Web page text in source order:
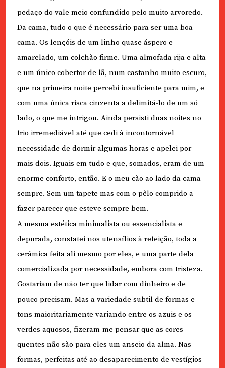
pedaço do vale meio confundido pelo muito arvoredo.
Da cama, tudo o que é necessário para ser uma boa
cama. Os lençóis de um linho quase áspero e
amarelado, um colchão firme. Uma almofada rija e alta
e um único cobertor de lã, num castanho muito escuro,
que na primeira noite percebi insuficiente para mim, e
com uma única risca cinzenta a delimitá-lo de um só
lado, o que me intrigou. Ainda persisti duas noites no
frio irremediável até que cedi à incontornável
necessidade de dormir algumas horas e apelei por
mais dois. Iguais em tudo e que, somados, eram de um
enorme conforto, então. E o meu cão ao lado da cama
sempre. Sem um tapete mas com o pêlo comprido a
fazer parecer que esteve sempre bem.
A mesma estética minimalista ou essencialista e
depurada, constatei nos utensílios à refeição, toda a
cerâmica feita ali mesmo por eles, e uma parte dela
comercializada por necessidade, embora com tristeza.
Gostariam de não ter que lidar com dinheiro e de
pouco precisam. Mas a variedade subtil de formas e
tons maioritariamente variando entre os azuis e os
verdes aquosos, fizeram-me pensar que as cores
quentes não são para eles um anseio da alma. Nas
formas, perfeitas até ao desaparecimento de vestígios